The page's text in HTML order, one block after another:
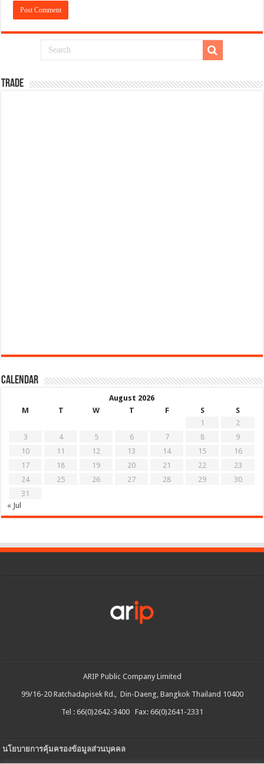
TRADE
Calendar
August 2026
M
T W T F S
S
1
2
3
4 5 6 7 8
9
10
11 12 13 14 15
16
17
18 19 20 21 22
23
24
25 26 27 28 29
30
31
« Jul
ARIP Public Company Limited
99/16-20 Ratchadapisek Rd., Din-Daeng, Bangkok Thailand 10400
Tel : 66(0)2642-3400 Fax: 66(0)2641-2331
นโยบายการคุ้มครองข้อมูลส่วนบุคคล